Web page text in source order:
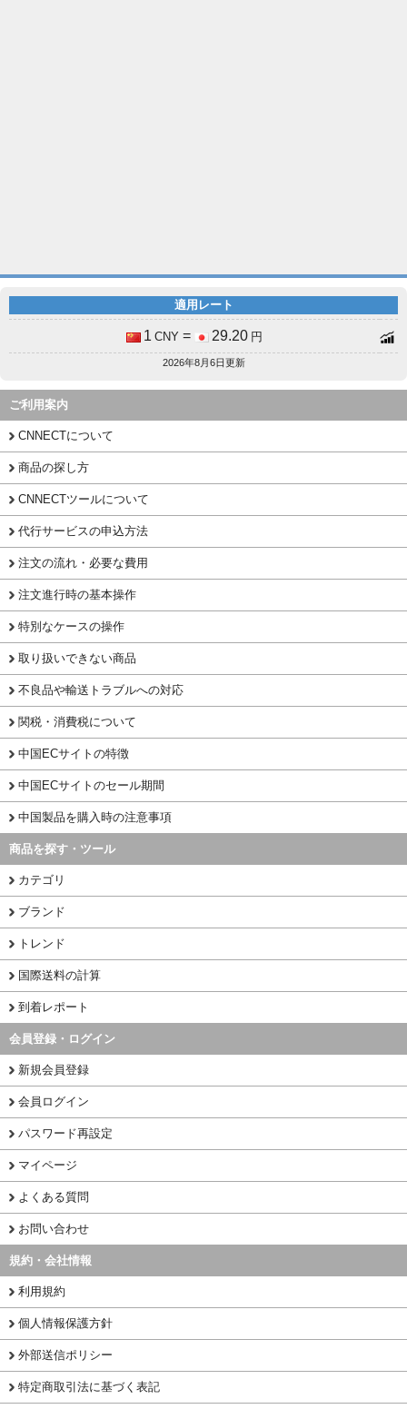
適用レート
1 CNY = 29.20 円
2026年8月6日更新
ご利用案内
CNNECTについて
商品の探し方
CNNECTツールについて
代行サービスの申込方法
注文の流れ・必要な費用
注文進行時の基本操作
特別なケースの操作
取り扱いできない商品
不良品や輸送トラブルへの対応
関税・消費税について
中国ECサイトの特徴
中国ECサイトのセール期間
中国製品を購入時の注意事項
商品を探す・ツール
カテゴリ
ブランド
トレンド
国際送料の計算
到着レポート
会員登録・ログイン
新規会員登録
会員ログイン
パスワード再設定
マイページ
よくある質問
お問い合わせ
規約・会社情報
利用規約
個人情報保護方針
外部送信ポリシー
特定商取引法に基づく表記